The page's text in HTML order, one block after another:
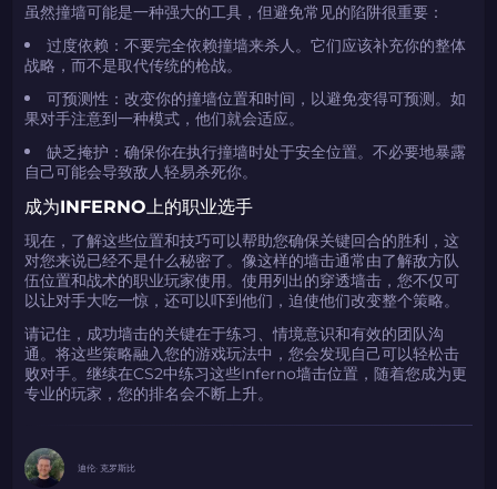
虽然撞墙可能是一种强大的工具，但避免常见的陷阱很重要：
过度依赖：不要完全依赖撞墙来杀人。它们应该补充你的整体
战略，而不是取代传统的枪战。
可预测性：改变你的撞墙位置和时间，以避免变得可预测。如
果对手注意到一种模式，他们就会适应。
缺乏掩护：确保你在执行撞墙时处于安全位置。不必要地暴露
自己可能会导致敌人轻易杀死你。
成为INFERNO上的职业选手
现在，了解这些位置和技巧可以帮助您确保关键回合的胜利，这
对您来说已经不是什么秘密了。像这样的墙击通常由了解敌方队
伍位置和战术的职业玩家使用。使用列出的穿透墙击，您不仅可
以让对手大吃一惊，还可以吓到他们，迫使他们改变整个策略。
请记住，成功墙击的关键在于练习、情境意识和有效的团队沟
通。将这些策略融入您的游戏玩法中，您会发现自己可以轻松击
败对手。继续在CS2中练习这些Inferno墙击位置，随着您成为更
专业的玩家，您的排名会不断上升。
迪伦· 克罗斯比